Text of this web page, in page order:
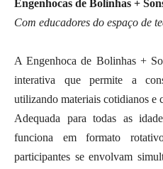
Engenhocas de Bolinhas +
Com educadores do espaço de
A Engenhoca de Bolinhas +
interativa que permite a
utilizando materiais cotidianos e
Adequada para todas as
funciona em formato
participantes se envolvam